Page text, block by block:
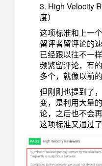
3. High Velocity
度）
这项标准和上一
留评者留评论的
已经跟以往不一
频繁留评论，有
多个，就像以前
但刚刚也提到了
变，是利用大量
论，之后也不会
这项标准又通过了